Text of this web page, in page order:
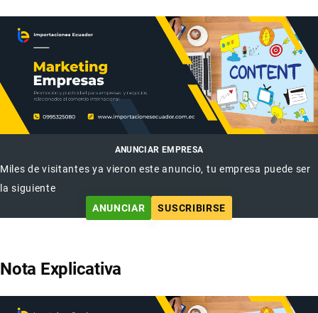
ANUNCIAR EMPRESA
Miles de visitantes ya vieron este anuncio, tu empresa puede ser
la siguiente
ANUNCIAR
SUSCRIBIRSE
Nota Explicativa